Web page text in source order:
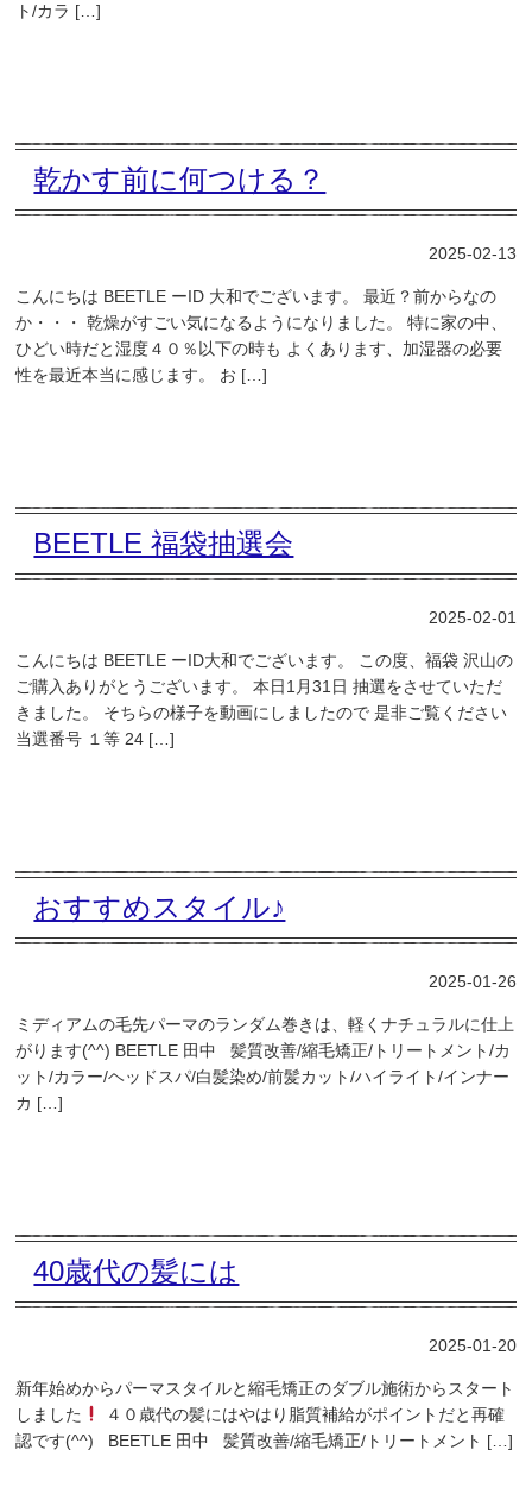
ト/カラ […]
乾かす前に何つける？
2025-02-13
こんにちは BEETLE ーID 大和でございます。 最近？前からなの
か・・・ 乾燥がすごい気になるようになりました。 特に家の中、
ひどい時だと湿度４０％以下の時も よくあります、加湿器の必要
性を最近本当に感じます。 お […]
BEETLE 福袋抽選会
2025-02-01
こんにちは BEETLE ーID大和でございます。 この度、福袋 沢山の
ご購入ありがとうございます。 本日1月31日 抽選をさせていただ
きました。 そちらの様子を動画にしましたので 是非ご覧ください
当選番号 １等 24 […]
おすすめスタイル♪
2025-01-26
ミディアムの毛先パーマのランダム巻きは、軽くナチュラルに仕上
がります(^^) BEETLE 田中 髪質改善/縮毛矯正/トリートメント/カ
ット/カラー/ヘッドスパ/白髪染め/前髪カット/ハイライト/インナー
カ […]
40歳代の髪には
2025-01-20
新年始めからパーマスタイルと縮毛矯正のダブル施術からスタート
しました
４０歳代の髪にはやはり脂質補給がポイントだと再確
認です(^^) BEETLE 田中 髪質改善/縮毛矯正/トリートメント […]